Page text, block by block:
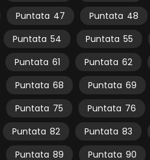
Puntata 47 Puntata 48
Puntata 54 Puntata 55
Puntata 61 Puntata 62
Puntata 68 Puntata 69
Puntata 75 Puntata 76
Puntata 82 Puntata 83
Puntata 89 Puntata 90